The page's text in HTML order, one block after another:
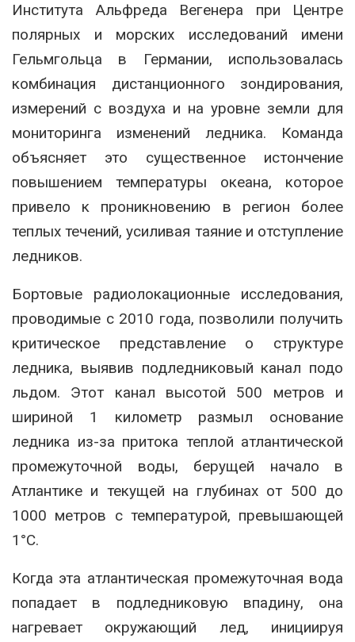
Института Альфреда Вегенера при Центре
полярных и морских исследований имени
Гельмгольца в Германии, использовалась
комбинация дистанционного зондирования,
измерений с воздуха и на уровне земли для
мониторинга изменений ледника. Команда
объясняет это существенное истончение
повышением температуры океана, которое
привело к проникновению в регион более
теплых течений, усиливая таяние и отступление
ледников.
Бортовые радиолокационные исследования,
проводимые с 2010 года, позволили получить
критическое представление о структуре
ледника, выявив подледниковый канал подо
льдом. Этот канал высотой 500 метров и
шириной 1 километр размыл основание
ледника из-за притока теплой атлантической
промежуточной воды, берущей начало в
Атлантике и текущей на глубинах от 500 до
1000 метров с температурой, превышающей
1°C.
Когда эта атлантическая промежуточная вода
попадает в подледниковую впадину, она
нагревает окружающий лед, инициируя